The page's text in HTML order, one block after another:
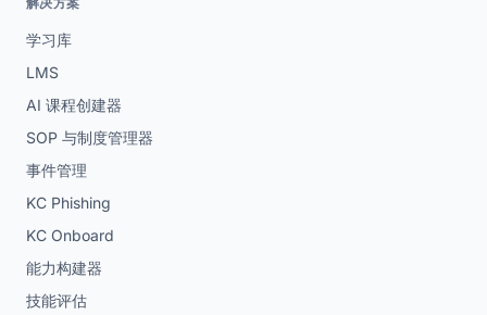
学习库
LMS
AI 课程创建器
SOP 与制度管理器
事件管理
KC Phishing
KC Onboard
能力构建器
技能评估